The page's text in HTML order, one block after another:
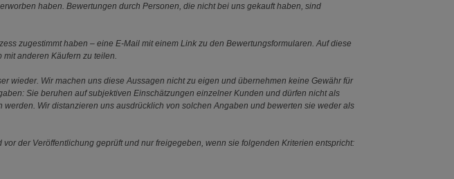
haben. Bewertungen durch Personen, die nicht bei uns gekauft haben, sind
zugestimmt haben – eine E-Mail mit einem Link zu den Bewertungsformularen. Auf diese
anderen Käufern zu teilen.
wieder. Wir machen uns diese Aussagen nicht zu eigen und übernehmen keine Gewähr für
Sie beruhen auf subjektiven Einschätzungen einzelner Kunden und dürfen nicht als
Wir distanzieren uns ausdrücklich von solchen Angaben und bewerten sie weder als
der Veröffentlichung geprüft und nur freigegeben, wenn sie folgenden Kriterien entspricht: